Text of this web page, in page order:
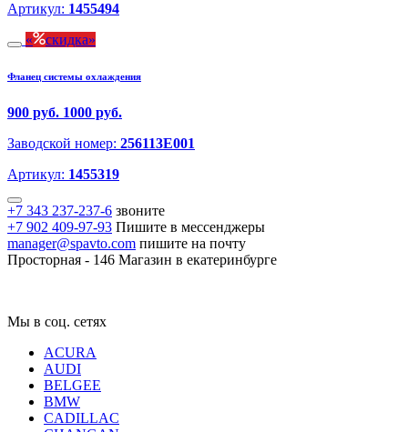
Артикул: 1455494
скидка
Фланец системы охлаждения
900 руб. 1000 руб.
Заводской номер: 256113E001
Артикул: 1455319
+7 343 237-237-6 звоните
+7 902 409-97-93 Пишите в мессенджеры
manager@spavto.com пишите на почту
Просторная - 146 Магазин в екатеринбурге
Мы в соц. сетях
ACURA
AUDI
BELGEE
BMW
CADILLAC